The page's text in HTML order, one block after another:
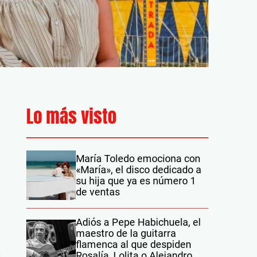
Lo más visto
María Toledo emociona con
«María», el disco dedicado a
su hija que ya es número 1
de ventas
Adiós a Pepe Habichuela, el
maestro de la guitarra
flamenca al que despiden